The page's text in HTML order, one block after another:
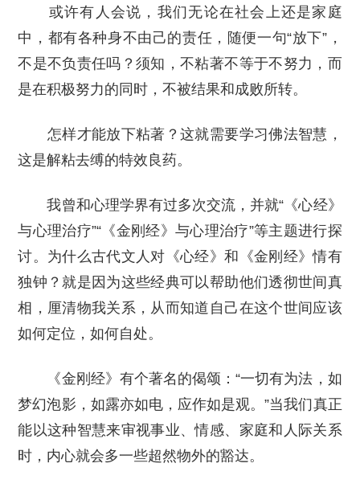
或许有人会说，我们无论在社会上还是家庭
中，都有各种身不由己的责任，随便一句“放下”，
不是不负责任吗？须知，不粘著不等于不努力，而
是在积极努力的同时，不被结果和成败所转。
怎样才能放下粘著？这就需要学习佛法智慧，
这是解粘去缚的特效良药。
我曾和心理学界有过多次交流，并就“《心经》
与心理治疗”“《金刚经》与心理治疗”等主题进行探
讨。为什么古代文人对《心经》和《金刚经》情有
独钟？就是因为这些经典可以帮助他们透彻世间真
相，厘清物我关系，从而知道自己在这个世间应该
如何定位，如何自处。
《金刚经》有个著名的偈颂：“一切有为法，如
梦幻泡影，如露亦如电，应作如是观。”当我们真正
能以这种智慧来审视事业、情感、家庭和人际关系
时，内心就会多一些超然物外的豁达。